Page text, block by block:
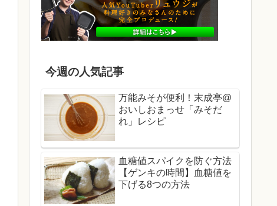
今週の人気記事
万能みそが便利！末成亭@
おいしおまっせ「みそだ
れ」レシピ
血糖値スパイクを防ぐ方法
【ゲンキの時間】血糖値を
下げる8つの方法